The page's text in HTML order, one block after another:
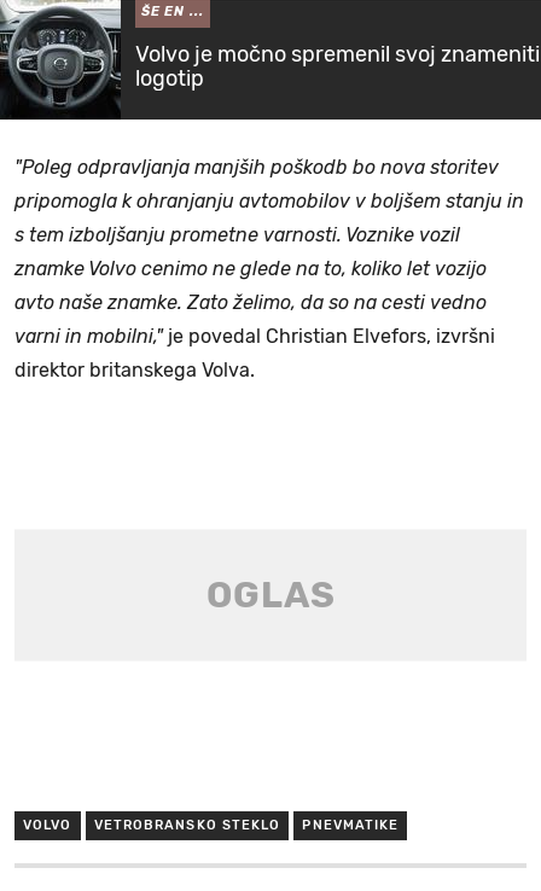
ŠE EN ...
Volvo je močno spremenil svoj znameniti
logotip
"Poleg odpravljanja manjših poškodb bo nova storitev
pripomogla k ohranjanju avtomobilov v boljšem stanju in
s tem izboljšanju prometne varnosti. Voznike vozil
znamke Volvo cenimo ne glede na to, koliko let vozijo
avto naše znamke. Zato želimo, da so na cesti vedno
varni in mobilni,"je povedal Christian Elvefors, izvršni
direktor britanskega Volva.
VOLVO VETROBRANSKO STEKLO PNEVMATIKE